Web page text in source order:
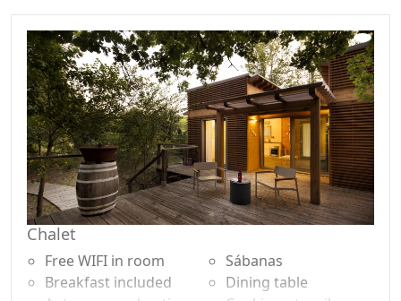
El chalet de vinos le permite disfrutar de las numerosas
actividades que ofrecen la bodega y el resort sin
renunciar a una estancia íntima y tranquila en medio de
un bosque de robles.
En 60 metros cuadrados, puede encontrar privacidad y
silencio para unas vacaciones de regeneración en la
relajación completa, los servicios y las comodidades de
una vivienda de prestigio y las actividades ofrecidas por
nuestra bodega y nuestro Resort. El chalet consta de
una sala de estar con cocina, un dormitorio con cama
doble y un baño con ducha y un patio; Está equipado
con aire acondicionado, calefacción central,
Chalet
Free WIFI in room
Breakfast included
Sábanas
Dining table